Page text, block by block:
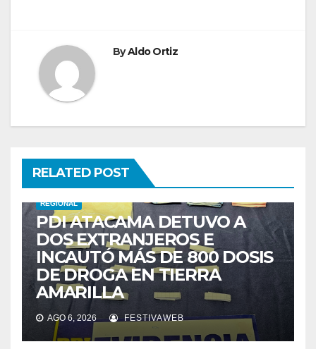
ByAldo Ortiz
RELATED POST
REGIONAL
PDI ATACAMA DETUVO A
DOS EXTRANJEROS E
INCAUTÓ MÁS DE 800 DOSIS
DE DROGA EN TIERRA
AMARILLA
AGO 6, 2026 FESTIVAWEB